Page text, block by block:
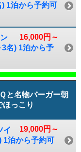
1泊から予約可
16,000円～
名) 1泊から予
と名物バーガー朝
ほっこり
19,000円～
イ
1泊から予約可